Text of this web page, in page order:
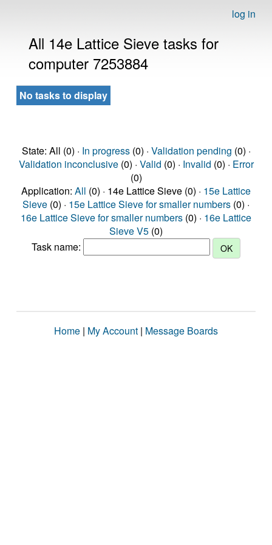
log in
All 14e Lattice Sieve tasks for
computer 7253884
No tasks to display
State: All (0) · In progress(0) · Validation pending (0) ·
Validation inconclusive(0) · Valid (0) · Invalid (0) · Error
(0)
Application: All (0) · 14e Lattice Sieve (0) · 15e Lattice
Sieve (0) · 15e Lattice Sieve for smaller numbers (0) ·
16e Lattice Sieve for smaller numbers (0) · 16e Lattice
Sieve V5 (0)
Task name:
Home | My Account | Message Boards